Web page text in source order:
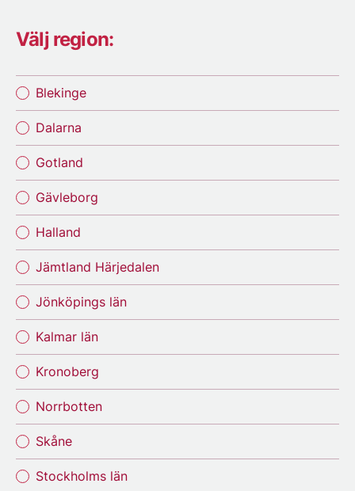
Välj region:
Blekinge
Dalarna
Gotland
Gävleborg
Halland
Jämtland Härjedalen
Jönköpings län
Kalmar län
Kronoberg
Norrbotten
Skåne
Stockholms län